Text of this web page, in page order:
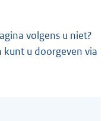
volgens u niet?
u doorgeven via